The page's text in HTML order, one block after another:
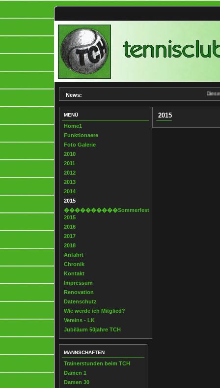
News: Diese
MENÜ
Home1
Funktionaere
Foto Galerie
2010
2011
2012
2013
2014
2015
����������Sommerfest
2015
2016
2017
2018
Anfahrt
Chronik
Kontakt
Impressum
Renovation
Datenschutz
Wie werde ich Mitglied?
Vereins - LK
Jubiläum 50jahre TCH
MANNSCHAFTEN
Trainerstunden beim TCH
Damen 1
Damen 30
2015